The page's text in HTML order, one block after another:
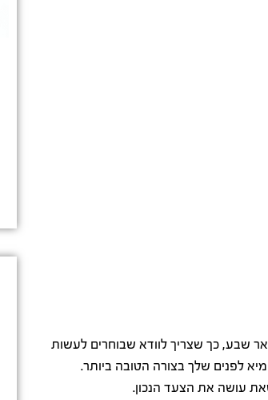
שבע, כך שצריך לוודא שבוחרים לעשות
לפנים שלך בצורה הטובה ביותר.
עושה את הצעד הנכון.